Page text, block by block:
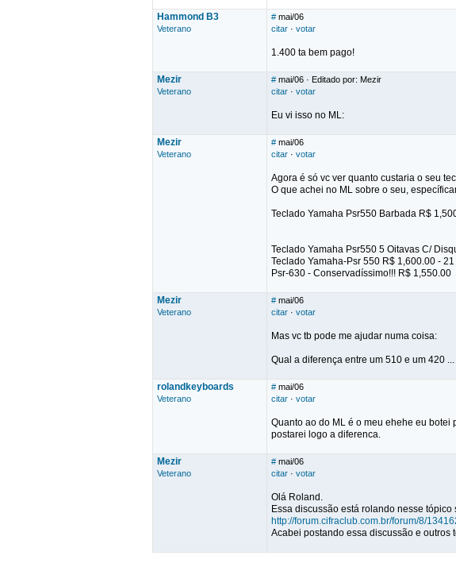
Hammond B3
Veterano
# mai/06
citar · votar
1.400 ta bem pago!
Mezir
Veterano
# mai/06 · Editado por: Mezir
citar · votar
Eu vi isso no ML:
Mezir
Veterano
# mai/06
citar · votar
Agora é só vc ver quanto custaria o seu
O que achei no ML sobre o seu,
Teclado Yamaha Psr550 Barbada R$
Teclado Yamaha Psr550 5 Oitavas C/
Teclado Yamaha-Psr 550 R$ 1,600.00 -
Psr-630 - Conservadíssimo!!! R$ 1,550.00
Mezir
Veterano
# mai/06
citar · votar
Mas vc tb pode me ajudar numa coisa:
Qual a diferença entre um 510 e um 420 ...
rolandkeyboards
Veterano
# mai/06
citar · votar
Quanto ao do ML é o meu ehehe eu
postarei logo a diferenca.
Mezir
Veterano
# mai/06
citar · votar
Olá Roland.
Essa discussão está rolando nesse tópico
http://forum.cifraclub.com.br/forum/8/
Acabei postando essa discussão e outros